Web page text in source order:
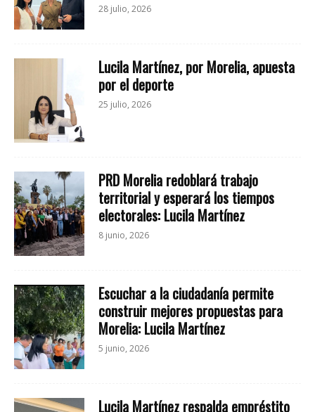
28 julio, 2026
Lucila Martínez, por Morelia, apuesta
por el deporte
25 julio, 2026
PRD Morelia redoblará trabajo
territorial y esperará los tiempos
electorales: Lucila Martínez
8 junio, 2026
Escuchar a la ciudadanía permite
construir mejores propuestas para
Morelia: Lucila Martínez
5 junio, 2026
Lucila Martínez respalda empréstito